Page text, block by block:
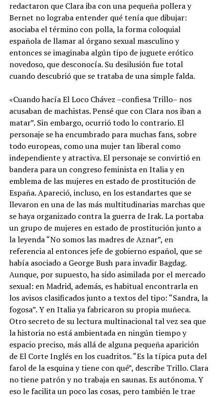
redactaron que Clara iba con una pequeña pollera y
Bernet no lograba entender qué tenía que dibujar:
asociaba el término con polla, la forma coloquial
española de llamar al órgano sexual masculino y
entonces se imaginaba algún tipo de juguete erótico
novedoso, que desconocía. Su desilusión fue total
cuando descubrió que se trataba de una simple falda.
«Cuando hacía El Loco Chávez –confiesa Trillo– nos
acusaban de machistas. Pensé que con Clara nos iban a
matar”. Sin embargo, ocurrió todo lo contrario. El
personaje se ha encumbrado para muchas fans, sobre
todo europeas, como una mujer tan liberal como
independiente y atractiva. El personaje se convirtió en
bandera para un congreso feminista en Italia y en
emblema de las mujeres en estado de prostitución de
España. Apareció, incluso, en los estandartes que se
llevaron en una de las más multitudinarias marchas que
se haya organizado contra la guerra de Irak. La portaba
un grupo de mujeres en estado de prostitución junto a
la leyenda “No somos las madres de Aznar”, en
referencia al entonces jefe de gobierno español, que se
había asociado a George Bush para invadir Bagdag.
Aunque, por supuesto, ha sido asimilada por el mercado
sexual: en Madrid, además, es habitual encontrarla en
los avisos clasificados junto a textos del tipo: “Sandra, la
fogosa”. Y en Italia ya fabricaron su propia muñeca.
Otro secreto de su lectura multinacional tal vez sea que
la historia no está ambientada en ningún tiempo y
espacio preciso, más allá de alguna pequeña aparición
de El Corte Inglés en los cuadritos. “Es la típica puta del
farol de la esquina y tiene con qué”, describe Trillo. Clara
no tiene patrón y no trabaja en saunas. Es autónoma. Y
eso le facilita un poco las cosas, pero también le trae